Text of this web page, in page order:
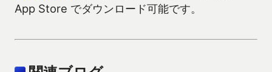
App Store でダウンロード可能です。